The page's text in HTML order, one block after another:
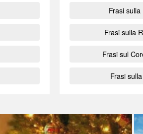
Frasi
Frasi sulla
Frasi sul
Frasi